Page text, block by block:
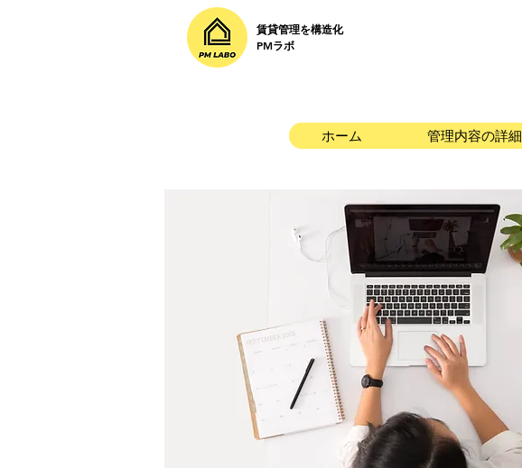
賃貸管理を構造化
PMラボ
ホーム 管理内容の詳細